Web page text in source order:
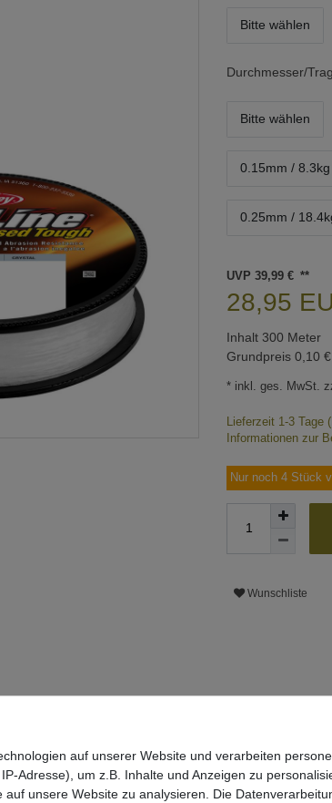
Bitte wählen
Durchmesser/
Bitte wählen
0.15mm / 8.3kg
0.25mm /
UVP 39,99 €
28,95
Inhalt 300 Meter
Grundpreis 0,10
* inkl. ges. MwSt.
Lieferzeit 1-3 Tage
Informationen zur
Nur noch 4 Stück
Wunschliste
auf unserer Website und verarbeiten
Adresse), um z.B. Inhalte und Anzeigen zu
unsere Website zu analysieren. Die